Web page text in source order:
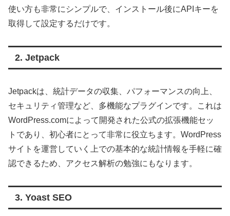
使い方も非常にシンプルで、インストール後にAPIキーを
取得して設定するだけです。
2. Jetpack
Jetpackは、統計データの収集、パフォーマンスの向上、
セキュリティ管理など、多機能なプラグインです。これは
WordPress.comによって開発された公式の拡張機能セッ
トであり、初心者にとって非常に役立ちます。WordPress
サイトを運営していく上での基本的な統計情報を手軽に確
認できるため、アクセス解析の勉強にもなります。
3. Yoast SEO